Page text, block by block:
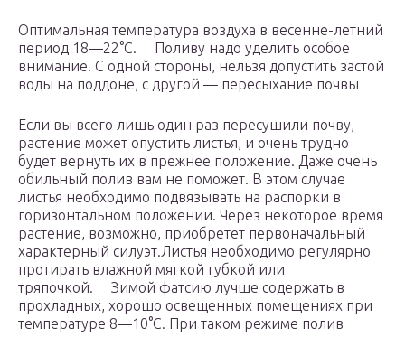
Оптимальная температура воздуха в весенне-летний
период 18—22°С. Поливу надо уделить особое
внимание. С одной стороны, нельзя допустить застой
воды на поддоне, с другой — пересыхание почвы
Если вы всего лишь один раз пересушили почву,
растение может опустить листья, и очень трудно
будет вернуть их в прежнее положение. Даже очень
обильный полив вам не поможет. В этом случае
листья необходимо подвязывать на распорки в
горизонтальном положении. Через некоторое время
растение, возможно, приобретет первоначальный
характерный силуэт.Листья необходимо регулярно
протирать влажной мягкой губкой или
тряпочкой. Зимой фатсию лучше содержать в
прохладных, хорошо освещенных по­мещениях при
температуре 8—10°С. При таком режиме полив